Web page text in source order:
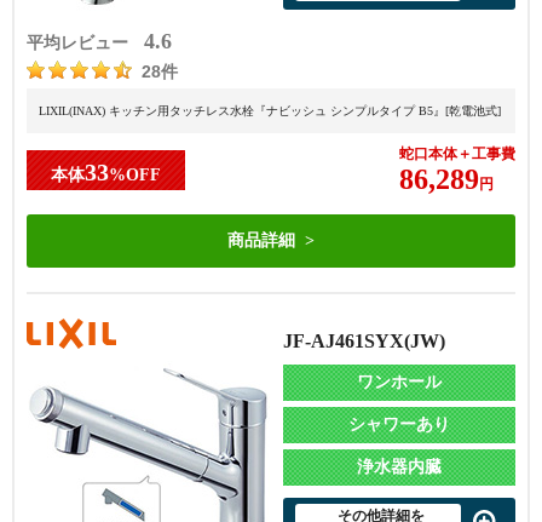
平均レビュー 4.6
28件
LIXIL(INAX) キッチン用タッチレス水栓『ナビッシュ シンプルタイプ B5』[乾電池式]
本体33%OFF
蛇口本体＋工事費
86,289円
商品詳細
JF-AJ461SYX(JW)
ワンホール
シャワーあり
浄水器内臓
その他詳細を